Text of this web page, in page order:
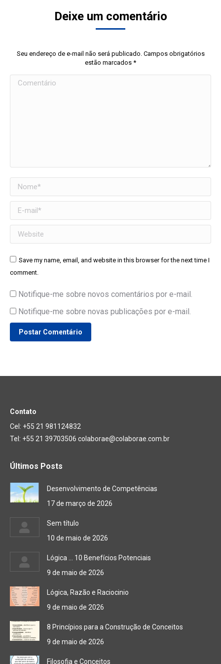
Deixe um comentário
Seu endereço de e-mail não será publicado. Campos obrigatórios
estão marcados *
Comentário
Nome *
E-mail *
Website
Save my name, email, and website in this browser for the next time I
comment.
Notifique-me sobre novos comentários por e-mail.
Notifique-me sobre novas publicações por e-mail.
Postar Comentário
Contato
Cel: +55 21 981124832
Tel: +55 21 39703506 colaborae@colaborae.com.br
Últimos Posts
Desenvolvimento de Competências
17 de março de 2026
Sem título
10 de maio de 2026
Lógica … 10 Benefícios Potenciais
9 de maio de 2026
Lógica, Razão e Raciocinio
9 de maio de 2026
8 Princípios para a Construção de Conceitos
9 de maio de 2026
Filosofia e Conceitos